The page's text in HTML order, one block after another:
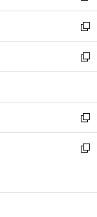
開
く
ン
ド
ウ
で
開
ウ
ィ
ン
ド
ウ
開
く
し
い
ウ
ィ
ン
ウ
で
開
く
新
し
い
ウ
ン
ド
ウ
で
新
し
ウ
ィ
ン
ド
開
新
し
い
ン
新
ウ